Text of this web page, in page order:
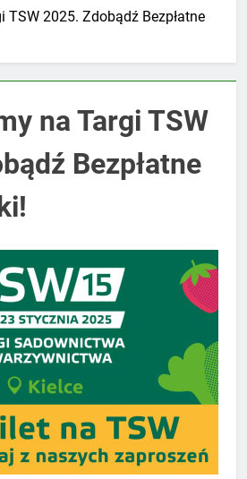
TSW 2025. Zdobądź Bezpłatne
na Targi TSW
Bezpłatne